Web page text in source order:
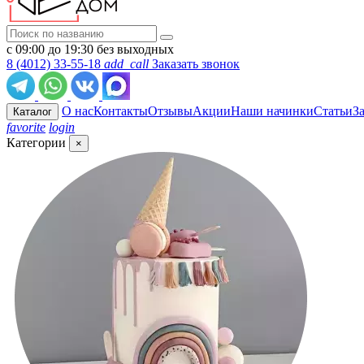
с 09:00 до 19:30 без выходных
8 (4012) 33-55-18 add_call Заказать звонок
Каталог О насКонтактыОтзывыАкцииНаши начинкиСтатьи
favorite login
Категории
×